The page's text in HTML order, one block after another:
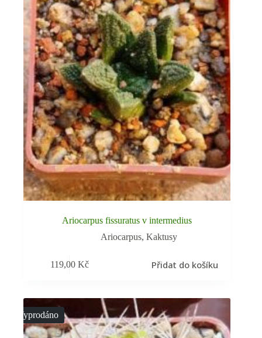
Ariocarpus fissuratus v intermedius
Ariocarpus, Kaktusy
119,00 Kč Přidat do košíku
Vyprodáno